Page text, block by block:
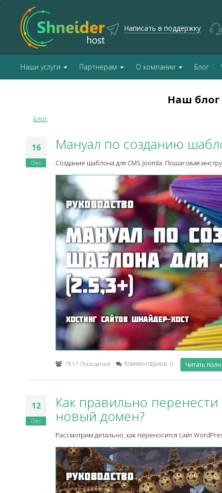
'
Написать в поддержку
Наши услуги Партнерам О компании Блог
Наш блог
Блог
16
Окт
Мануал по созданию
Создание шаблона для CMS Joomla. Пошаговая
7817 Посещений Комментариев: 0 Читать
12
Окт
Как правильно перенести
новый домен?
Рассмотрим детально, как переносится сайт